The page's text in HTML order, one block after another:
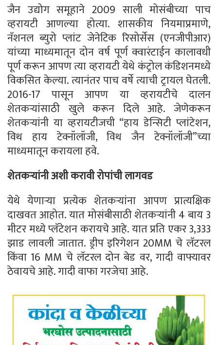
जैन उद्योग समूहाने 2009 साली मोसंबीच्या पाच
व्हरायटी आणल्या होत्या. शासकीय नियमाप्रमाणे,
नॅशनल ब्युरो प्लांट जेनेटिक रिसोर्सेस (एनजीपीआर)
यांच्या माध्यमातून दोन वर्ष पूर्ण क्वारंटाईन कालावधी
पूर्ण करून आपण त्या व्हरायटी येथे कंट्रोल कंडिशनमध्ये
विकसित केल्या. त्यानंतर पाच वर्षे त्याची ट्रायल घेतली.
2016-17 पासून आपण या व्हरायटीचे दालन
शेतकऱ्यांसाठी खुले करून दिले आहे. जेणेकरून
शेतकऱ्यांनी या व्हरायटीजची “हाय डेन्सिटी प्लांटेशन,
विथ हाय टेक्नॉलॉजी, विथ जैन टेक्नॉलॉजी”च्या
माध्यमातून करायला हवे.
शेतकऱ्यांनी अशी करावी रोपांची लागवड
येथे येणाऱ्या प्रत्येक शेतकऱ्यांना आपण प्रात्यक्षिक
दाखवत आहोत. यात मोसंबीसाठी शेतकऱ्यांनी 4 बाय 3
मीटर मध्ये प्लॅटेशन करायचे आहे. यात प्रति एकर 3,333
झाड लावली जातात. ड्रीप इरिगेशन 20MM चे लॅटरल
किंवा 16 MM चे लॅटरल दोन बेड वर, गादी वाफ्यावर
ठेवायचे आहे. गादी वाफा गरजेचा आहे.